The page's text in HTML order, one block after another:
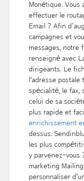
Monétique. Vous
effectuer le
Email ? Afin
campagnes et
messages, notre
renseigné avec
dirigeants. Le
l'adresse postale
spécialité, le fax,
celui de sa
plus rapide et
enrichissement
dessus.
les plus
y parvenez-vous
marketing
personnaliser